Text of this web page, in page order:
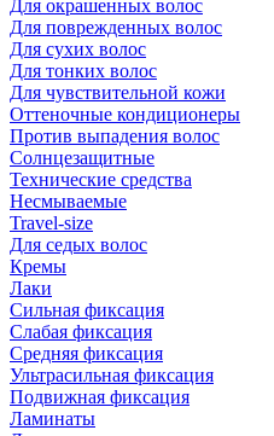
Для окрашенных волос
Для поврежденных волос
Для сухих волос
Для тонких волос
Для чувствительной кожи
Оттеночные кондиционеры
Против выпадения волос
Солнцезащитные
Технические средства
Несмываемые
Travel-size
Для седых волос
Кремы
Лаки
Сильная фиксация
Слабая фиксация
Средняя фиксация
Ультрасильная фиксация
Подвижная фиксация
Ламинаты